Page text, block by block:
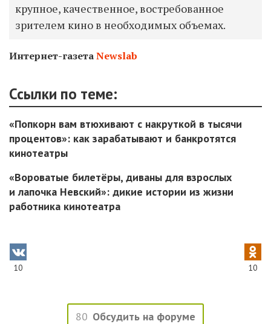
крупное, качественное, востребованное
зрителем кино в необходимых объемах.
Интернет-газетаNewslab
Ссылки по теме:
«Попкорн вам втюхивают с накруткой в тысячи
процентов»: как зарабатывают и банкротятся
кинотеатры
«Вороватые билетёры, диваны для взрослых
и лапочка Невский»: дикие истории из жизни
работника кинотеатра
10 10
80 Обсудить на форуме